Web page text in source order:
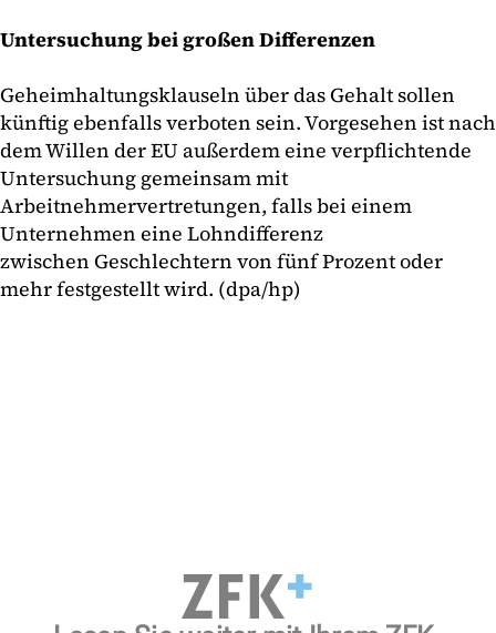
Untersuchung bei großen Differenzen
Geheimhaltungsklauseln über das Gehalt sollen
künftig ebenfalls verboten sein. Vorgesehen ist nach
dem Willen der EU außerdem eine verpflichtende
Untersuchung gemeinsam mit
Arbeitnehmervertretungen, falls bei einem
Unternehmen eine Lohndifferenz
zwischen Geschlechtern von fünf Prozent oder
mehr festgestellt wird. (dpa/hp)